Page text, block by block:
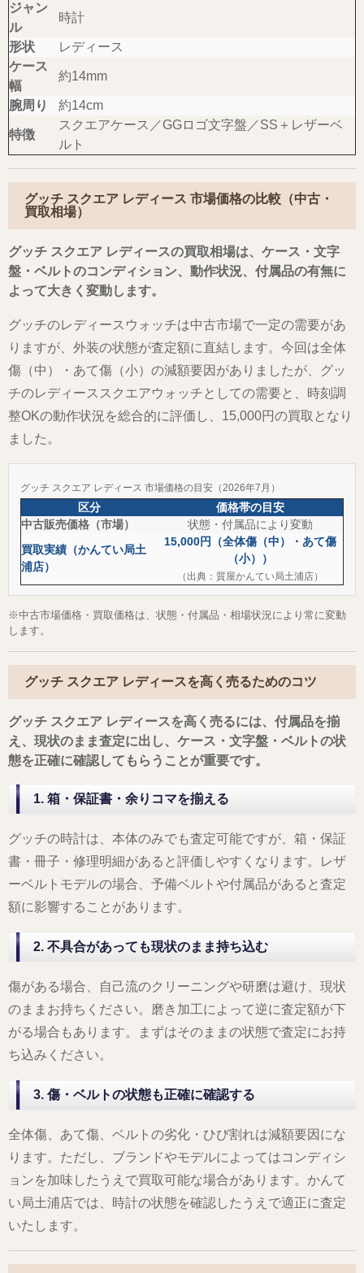
ジャン
ル
時計
形状
レディース
ケース
幅
約14mm
腕周り 約14cm
特徴
スクエアケース／GGロゴ文字盤／SS＋レザーベ
ルト
グッチ スクエア レディース 市場価格の比較（中古・
買取相場）
グッチ スクエア レディースの買取相場は、ケース・文字
盤・ベルトのコンディション、動作状況、付属品の有無に
よって大きく変動します。
グッチのレディースウォッチは中古市場で一定の需要があ
りますが、外装の状態が査定額に直結します。今回は全体
傷（中）・あて傷（小）の減額要因がありましたが、グッ
チのレディーススクエアウォッチとしての需要と、時刻調
整OKの動作状況を総合的に評価し、15,000円の買取となり
ました。
グッチ スクエア レディース 市場価格の目安（2026年7月）
区分
価格帯の目安
中古販売価格（市場）
状態・付属品により変動
買取実績（かんてい局土
浦店）
15,000円（全体傷（中）・あて傷
（小））
（出典：質屋かんてい局土浦店）
※中古市場価格・買取価格は、状態・付属品・相場状況により常に変動
します。
グッチ スクエア レディースを高く売るためのコツ
グッチ スクエア レディースを高く売るには、付属品を揃
え、現状のまま査定に出し、ケース・文字盤・ベルトの状
態を正確に確認してもらうことが重要です。
1. 箱・保証書・余りコマを揃える
グッチの時計は、本体のみでも査定可能ですが、箱・保証
書・冊子・修理明細があると評価しやすくなります。レザ
ーベルトモデルの場合、予備ベルトや付属品があると査定
額に影響することがあります。
2. 不具合があっても現状のまま持ち込む
傷がある場合、自己流のクリーニングや研磨は避け、現状
のままお持ちください。磨き加工によって逆に査定額が下
がる場合もあります。まずはそのままの状態で査定にお持
ち込みください。
3. 傷・ベルトの状態も正確に確認する
全体傷、あて傷、ベルトの劣化・ひび割れは減額要因にな
ります。ただし、ブランドやモデルによってはコンディシ
ョンを加味したうえで買取可能な場合があります。かんて
い局土浦店では、時計の状態を確認したうえで適正に査定
いたします。